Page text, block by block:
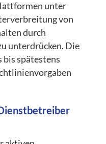
unter
von
durch
unterdrücken. Die
bis spätestens